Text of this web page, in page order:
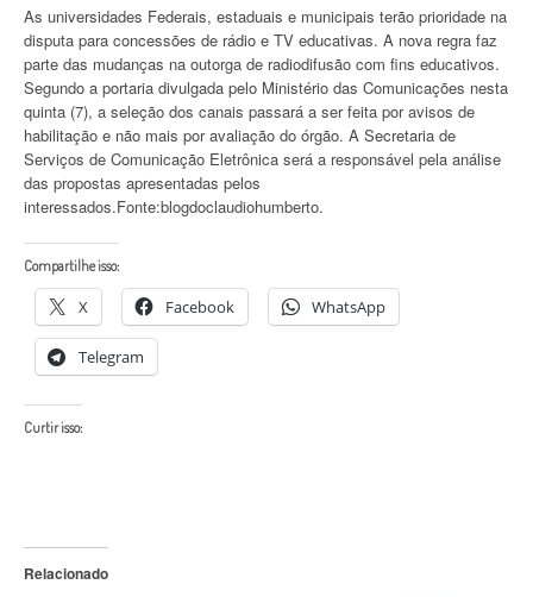
As universidades Federais, estaduais e municipais terão prioridade na
disputa para concessões de rádio e TV educativas. A nova regra faz
parte das mudanças na outorga de radiodifusão com fins educativos.
Segundo a portaria divulgada pelo Ministério das Comunicações nesta
quinta (7), a seleção dos canais passará a ser feita por avisos de
habilitação e não mais por avaliação do órgão. A Secretaria de
Serviços de Comunicação Eletrônica será a responsável pela análise
das propostas apresentadas pelos
interessados.Fonte:blogdoclaudiohumberto.
Compartilhe isso:
X Facebook WhatsApp
Telegram
Curtir isso:
Relacionado